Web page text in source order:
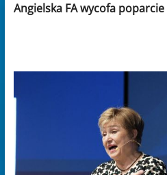
Angielska FA wycofa